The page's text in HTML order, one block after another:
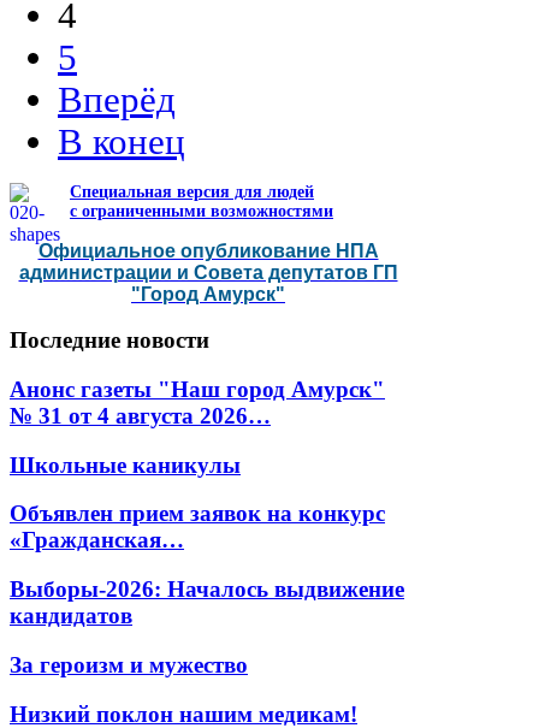
4
5
Вперёд
В конец
Специальная версия для людей
с ограниченными возможностями
Официальное опубликование НПА
администрации и Совета депутатов ГП
"Город Амурск"
Последние новости
Анонс газеты "Наш город Амурск"
№ 31 от 4 августа 2026…
Школьные каникулы
Объявлен прием заявок на конкурс
«Гражданская…
Выборы-2026: Началось выдвижение
кандидатов
За героизм и мужество
Низкий поклон нашим медикам!